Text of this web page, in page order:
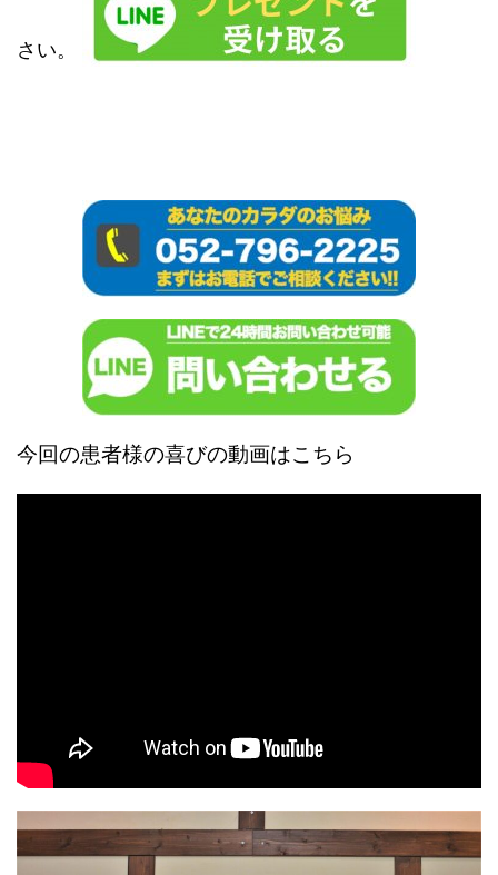
さい。
今回の患者様の喜びの動画はこちら